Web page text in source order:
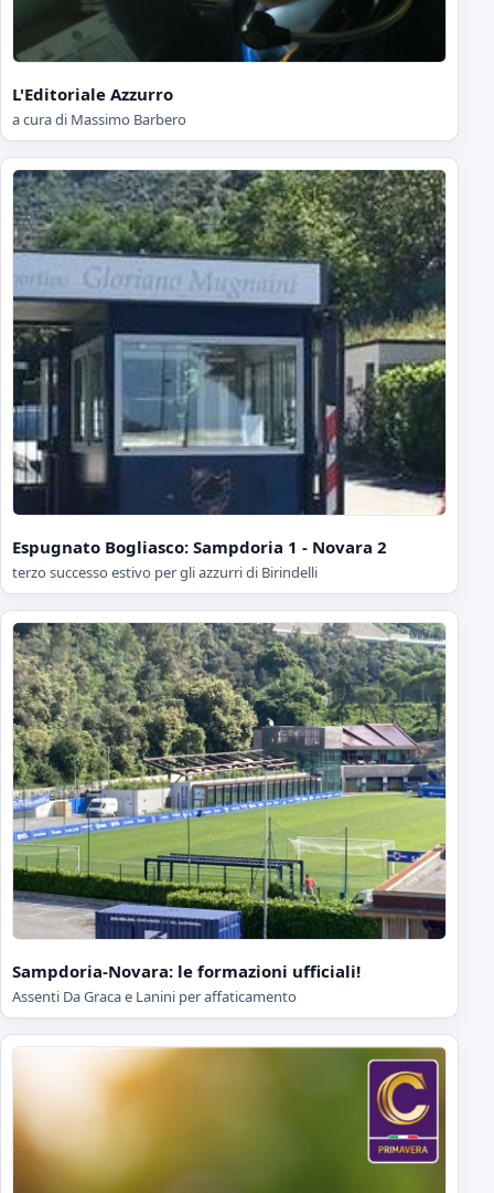
L'Editoriale Azzurro
a cura di Massimo Barbero
Espugnato Bogliasco: Sampdoria 1 - Novara 2
terzo successo estivo per gli azzurri di Birindelli
Sampdoria-Novara: le formazioni ufficiali!
Assenti Da Graca e Lanini per affaticamento